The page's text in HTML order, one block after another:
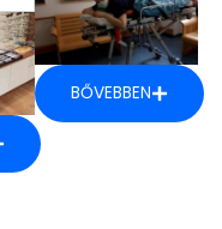
BŐVEBBEN